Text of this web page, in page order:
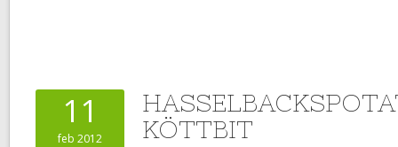
11
feb 2012
KÖTTBIT